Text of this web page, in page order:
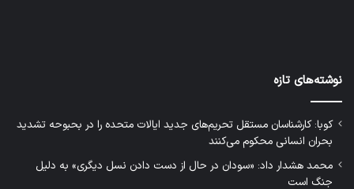
نوشته‌های تازه
کوبا: کارشناسان مستقل تحریم‌های جدید ایالات متحده را در بحبوحه تشدید
بحران انسانی محکوم می‌کنند
محمد هشدار داد: «سودان در حال از دست دادن نسل دیگری» به دلیل
جنگ است